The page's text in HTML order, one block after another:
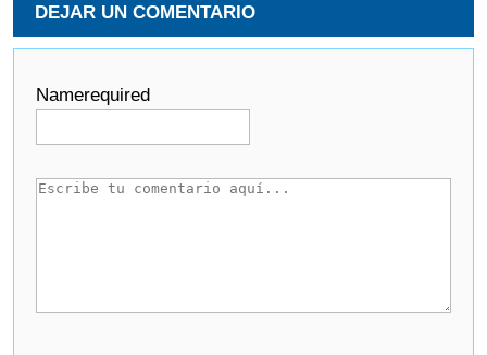
DEJAR UN COMENTARIO
Namerequired